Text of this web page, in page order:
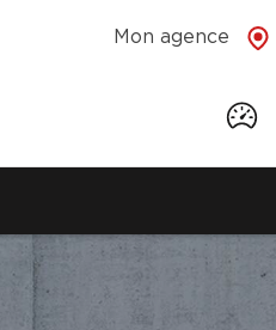
Mon agence